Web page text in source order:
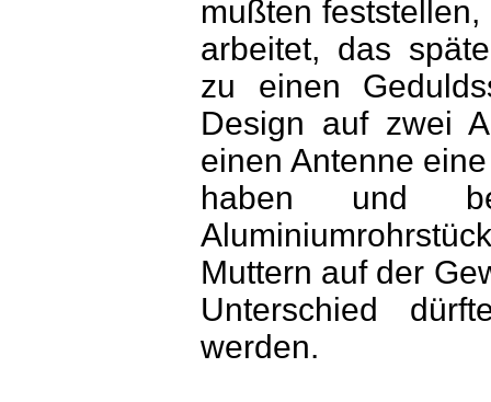
mußten
arbeitet, das
zu einen
Design auf zwei
einen Antenne
haben und
Muttern auf der
Unterschied
werden.